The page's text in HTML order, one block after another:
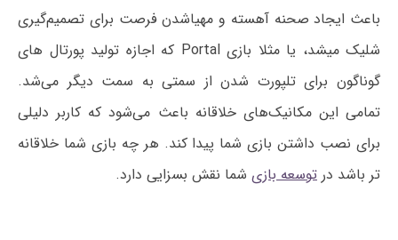
باعث ایجاد صحنه آهسته و مهیاشدن فرصت برای تصمیم‌گیری
شلیک میشد، یا مثلا بازی Portal که اجازه تولید پورتال های
گوناگون برای تلپورت شدن از سمتی به سمت دیگر می‌شد.
تمامی این مکانیک‌های خلاقانه باعث می‌شود که کاربر دلیلی
برای نصب داشتن بازی شما پیدا کند. هر چه بازی شما خلاقانه
تر باشد در توسعه بازی شما نقش بسزایی دارد.